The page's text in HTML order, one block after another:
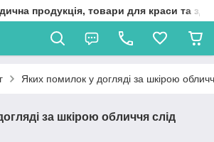
продукція, товари для краси та
Яких помилок у догляді за шкірою
за шкірою обличчя слід